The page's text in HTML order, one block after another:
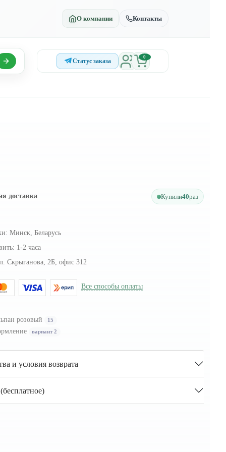
О компании Контакты
Статус заказа
0
доставка Купили40раз
Минск, Беларусь
1-2 часа
Скрыганова, 2Б, офис 312
Все способы оплаты
розовый 15
вариант 2
и условия возврата